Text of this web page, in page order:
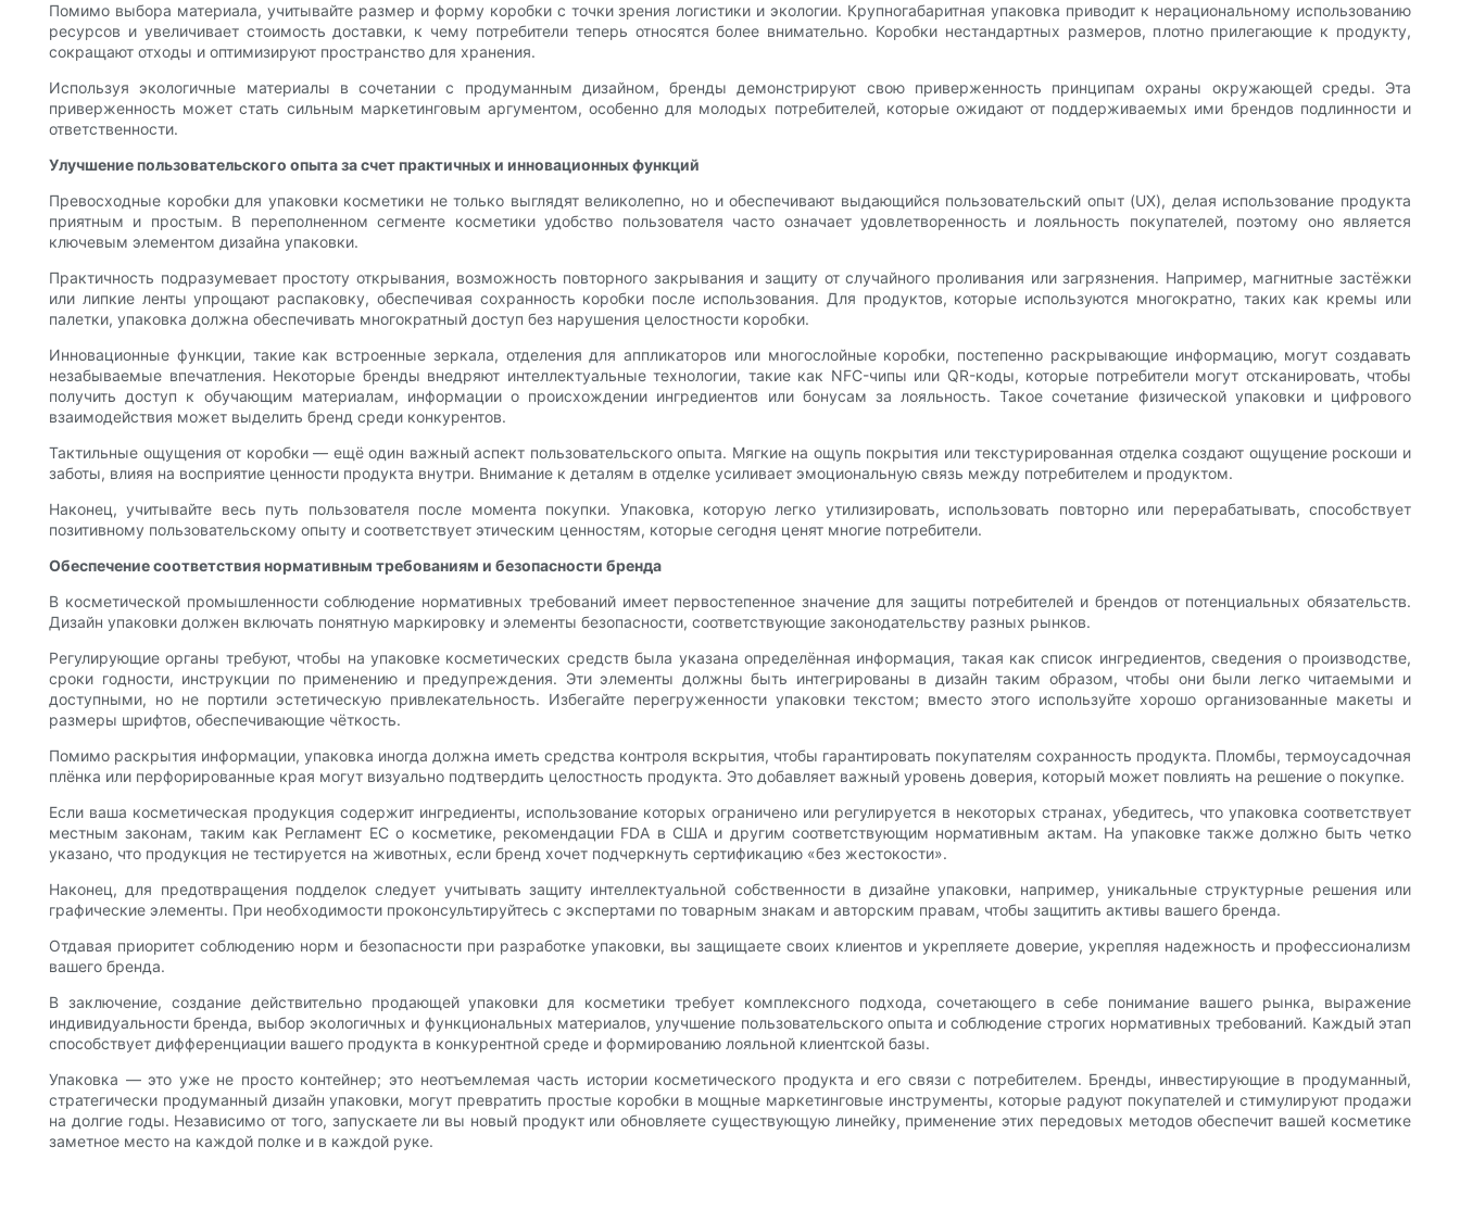
Помимо выбора материала, учитывайте размер и форму коробки с точки зрения логистики и экологии. Крупногабаритная упаковка приводит к нерациональному использованию
ресурсов и увеличивает стоимость доставки, к чему потребители теперь относятся более внимательно. Коробки нестандартных размеров, плотно прилегающие к продукту,
сокращают отходы и оптимизируют пространство для хранения.
Используя экологичные материалы в сочетании с продуманным дизайном, бренды демонстрируют свою приверженность принципам охраны окружающей среды. Эта
приверженность может стать сильным маркетинговым аргументом, особенно для молодых потребителей, которые ожидают от поддерживаемых ими брендов подлинности и
ответственности.
Улучшение пользовательского опыта за счет практичных и инновационных функций
Превосходные коробки для упаковки косметики не только выглядят великолепно, но и обеспечивают выдающийся пользовательский опыт (UX), делая использование продукта
приятным и простым. В переполненном сегменте косметики удобство пользователя часто означает удовлетворенность и лояльность покупателей, поэтому оно является
ключевым элементом дизайна упаковки.
Практичность подразумевает простоту открывания, возможность повторного закрывания и защиту от случайного проливания или загрязнения. Например, магнитные застёжки
или липкие ленты упрощают распаковку, обеспечивая сохранность коробки после использования. Для продуктов, которые используются многократно, таких как кремы или
палетки, упаковка должна обеспечивать многократный доступ без нарушения целостности коробки.
Инновационные функции, такие как встроенные зеркала, отделения для аппликаторов или многослойные коробки, постепенно раскрывающие информацию, могут создавать
незабываемые впечатления. Некоторые бренды внедряют интеллектуальные технологии, такие как NFC-чипы или QR-коды, которые потребители могут отсканировать, чтобы
получить доступ к обучающим материалам, информации о происхождении ингредиентов или бонусам за лояльность. Такое сочетание физической упаковки и цифрового
взаимодействия может выделить бренд среди конкурентов.
Тактильные ощущения от коробки — ещё один важный аспект пользовательского опыта. Мягкие на ощупь покрытия или текстурированная отделка создают ощущение роскоши и
заботы, влияя на восприятие ценности продукта внутри. Внимание к деталям в отделке усиливает эмоциональную связь между потребителем и продуктом.
Наконец, учитывайте весь путь пользователя после момента покупки. Упаковка, которую легко утилизировать, использовать повторно или перерабатывать, способствует
позитивному пользовательскому опыту и соответствует этическим ценностям, которые сегодня ценят многие потребители.
Обеспечение соответствия нормативным требованиям и безопасности бренда
В косметической промышленности соблюдение нормативных требований имеет первостепенное значение для защиты потребителей и брендов от потенциальных обязательств.
Дизайн упаковки должен включать понятную маркировку и элементы безопасности, соответствующие законодательству разных рынков.
Регулирующие органы требуют, чтобы на упаковке косметических средств была указана определённая информация, такая как список ингредиентов, сведения о производстве,
сроки годности, инструкции по применению и предупреждения. Эти элементы должны быть интегрированы в дизайн таким образом, чтобы они были легко читаемыми и
доступными, но не портили эстетическую привлекательность. Избегайте перегруженности упаковки текстом; вместо этого используйте хорошо организованные макеты и
размеры шрифтов, обеспечивающие чёткость.
Помимо раскрытия информации, упаковка иногда должна иметь средства контроля вскрытия, чтобы гарантировать покупателям сохранность продукта. Пломбы, термоусадочная
плёнка или перфорированные края могут визуально подтвердить целостность продукта. Это добавляет важный уровень доверия, который может повлиять на решение о покупке.
Если ваша косметическая продукция содержит ингредиенты, использование которых ограничено или регулируется в некоторых странах, убедитесь, что упаковка соответствует
местным законам, таким как Регламент ЕС о косметике, рекомендации FDA в США и другим соответствующим нормативным актам. На упаковке также должно быть четко
указано, что продукция не тестируется на животных, если бренд хочет подчеркнуть сертификацию «без жестокости».
Наконец, для предотвращения подделок следует учитывать защиту интеллектуальной собственности в дизайне упаковки, например, уникальные структурные решения или
графические элементы. При необходимости проконсультируйтесь с экспертами по товарным знакам и авторским правам, чтобы защитить активы вашего бренда.
Отдавая приоритет соблюдению норм и безопасности при разработке упаковки, вы защищаете своих клиентов и укрепляете доверие, укрепляя надежность и профессионализм
вашего бренда.
В заключение, создание действительно продающей упаковки для косметики требует комплексного подхода, сочетающего в себе понимание вашего рынка, выражение
индивидуальности бренда, выбор экологичных и функциональных материалов, улучшение пользовательского опыта и соблюдение строгих нормативных требований. Каждый этап
способствует дифференциации вашего продукта в конкурентной среде и формированию лояльной клиентской базы.
Упаковка — это уже не просто контейнер; это неотъемлемая часть истории косметического продукта и его связи с потребителем. Бренды, инвестирующие в продуманный,
стратегически продуманный дизайн упаковки, могут превратить простые коробки в мощные маркетинговые инструменты, которые радуют покупателей и стимулируют продажи
на долгие годы. Независимо от того, запускаете ли вы новый продукт или обновляете существующую линейку, применение этих передовых методов обеспечит вашей косметике
заметное место на каждой полке и в каждой руке.